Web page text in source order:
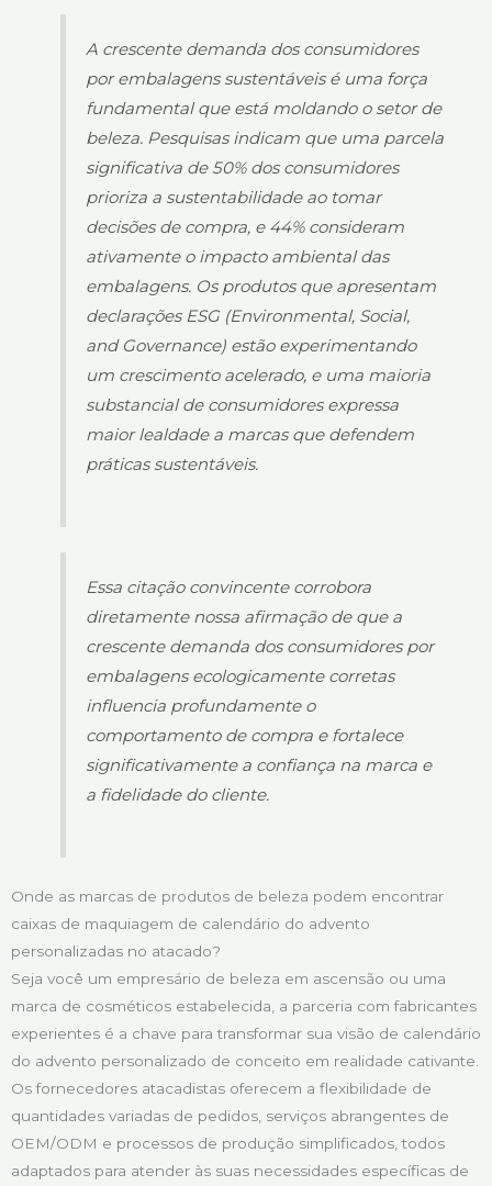
A crescente demanda dos consumidores
por embalagens sustentáveis é uma força
fundamental que está moldando o setor de
beleza. Pesquisas indicam que uma parcela
significativa de 50% dos consumidores
prioriza a sustentabilidade ao tomar
decisões de compra, e 44% consideram
ativamente o impacto ambiental das
embalagens. Os produtos que apresentam
declarações ESG (Environmental, Social,
and Governance) estão experimentando
um crescimento acelerado, e uma maioria
substancial de consumidores expressa
maior lealdade a marcas que defendem
práticas sustentáveis.
Essa citação convincente corrobora
diretamente nossa afirmação de que a
crescente demanda dos consumidores por
embalagens ecologicamente corretas
influencia profundamente o
comportamento de compra e fortalece
significativamente a confiança na marca e
a fidelidade do cliente.
Onde as marcas de produtos de beleza podem encontrar
caixas de maquiagem de calendário do advento
personalizadas no atacado?
Seja você um empresário de beleza em ascensão ou uma
marca de cosméticos estabelecida, a parceria com fabricantes
experientes é a chave para transformar sua visão de calendário
do advento personalizado de conceito em realidade cativante.
Os fornecedores atacadistas oferecem a flexibilidade de
quantidades variadas de pedidos, serviços abrangentes de
OEM/ODM e processos de produção simplificados, todos
adaptados para atender às suas necessidades específicas de